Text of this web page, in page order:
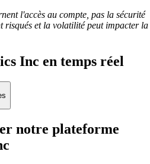
l'accès au compte, pas la sécurité
risqués et la volatilité peut impacter la
Inc en temps réel
notre plateforme